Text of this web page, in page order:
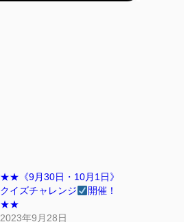
★★《9月30日・10月1日》
クイズチャレンジ
開催！
★★
2023年9月28日